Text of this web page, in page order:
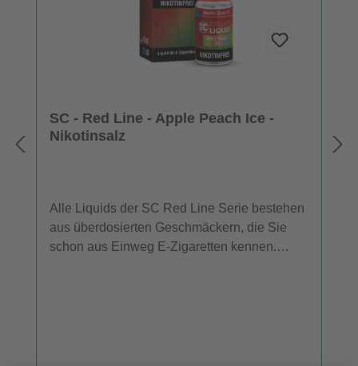
SC - Red Line - Apple Peach Ice -
Nikotinsalz
Alle Liquids der SC Red Line Serie bestehen
aus überdosierten Geschmäckern, die Sie
schon aus Einweg E-Zigaretten kennen.